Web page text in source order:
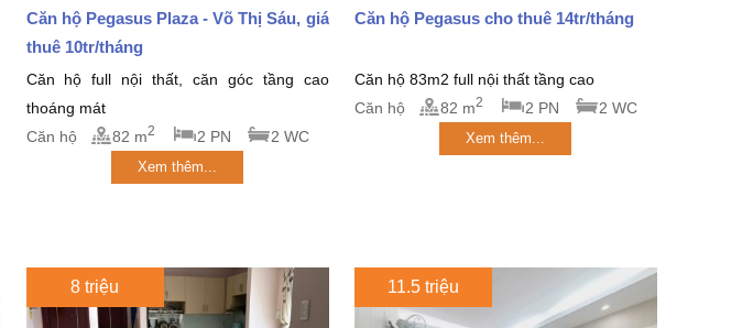
Căn hộ Pegasus Plaza - Võ Thị Sáu, giá
thuê 10tr/tháng
Căn hộ full nội thất, căn góc tầng cao
thoáng mát
Căn hộ
82 m2 2 PN 2 WC
Xem thêm...
Căn hộ Pegasus cho thuê 14tr/tháng
Căn hộ 83m2 full nội thất tầng cao
Căn hộ
82 m2 2 PN 2 WC
Xem thêm...
8 triệu 11.5 triệu